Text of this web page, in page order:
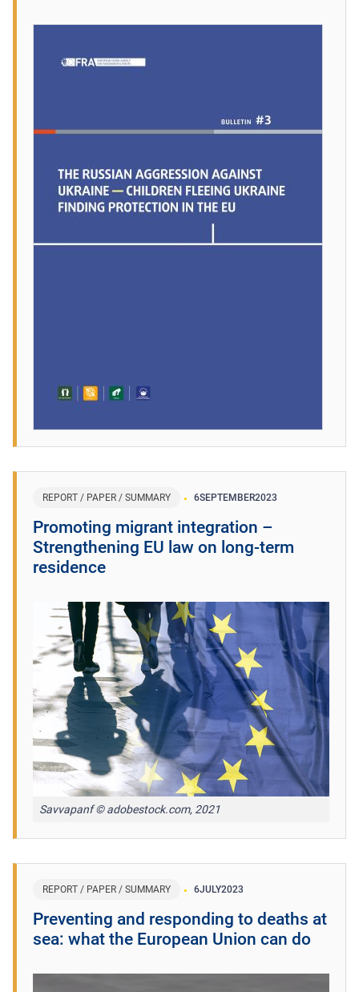
REPORT / PAPER / SUMMARY 6SEPTEMBER2023
Promoting migrant integration –
Strengthening EU law on long-term
residence
Savvapanf © adobestock.com, 2021
REPORT / PAPER / SUMMARY 6JULY2023
Preventing and responding to deaths at
sea: what the European Union can do